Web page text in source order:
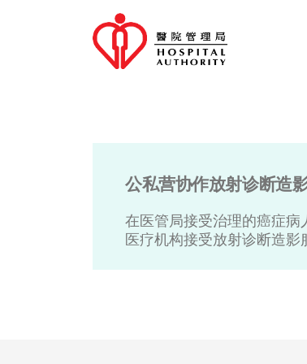
公私营协作放射诊断造
在医管局接受治理的癌症
医疗机构接受放射诊断造影